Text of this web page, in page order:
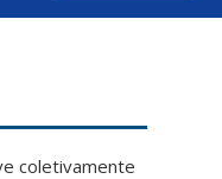
coletivamente